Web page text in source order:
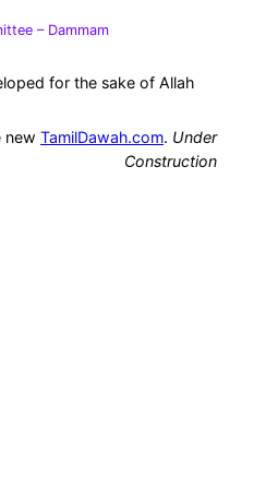
– Dammam
for the sake of Allah
new TamilDawah.com. Under
Construction